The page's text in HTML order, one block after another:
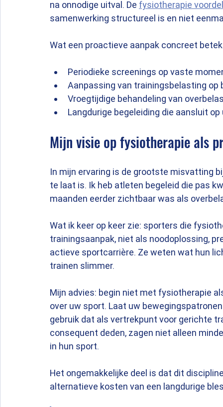
na onnodige uitval. De fysiotherapie
samenwerking structureel is en niet
Wat een proactieve aanpak concreet
Periodieke screenings op vaste
Aanpassing van trainingsbelasting
Vroegtijdige behandeling van
Langdurige begeleiding die aansluit
Mijn visie op fysiotherapie als
In mijn ervaring is de grootste misvatting
te laat is. Ik heb atleten begeleid die pas
maanden eerder zichtbaar was als
Wat ik keer op keer zie: sporters die
trainingsaanpak, niet als noodoplossing,
actieve sportcarrière. Ze weten wat hun
trainen slimmer.
Mijn advies: begin niet met fysiotherapie
over uw sport. Laat uw
gebruik dat als vertrekpunt voor gerichte
consequent deden, zagen niet alleen
in hun sport.
Het ongemakkelijke deel is dat dit
alternatieve kosten van een langdurige